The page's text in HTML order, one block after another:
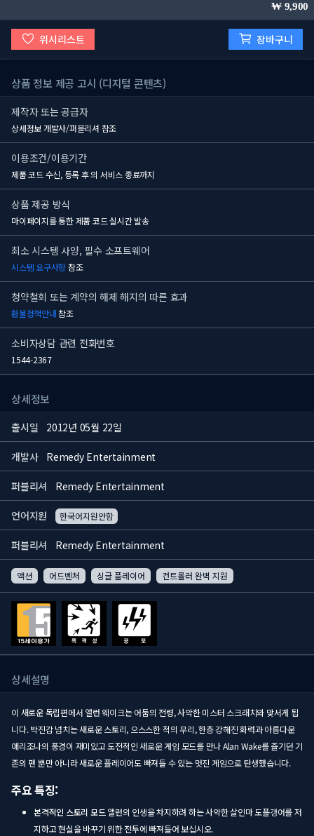
9,900
위시리스트 장바구니
상품 정보 제공 고시 (디지털 콘텐츠)
제작자 또는 공급자
상세정보 개발사/퍼블리셔 참조
이용조건/이용기간
제품 코드 수신, 등록 후의 서비스 종료까지
상품 제공 방식
마이페이지를 통한 제품 코드 실시간 발송
최소 시스템 사양, 필수 소프트웨어
시스템 요구사항참조
청약철회 또는 계약의 해제 해지의 따른 효과
환불정책안내참조
소비자상담 관련 전화번호
1544-2367
상세정보
출시일 2012년 05월 22일
개발사 Remedy Entertainment
퍼블리셔 Remedy Entertainment
언어지원 한국어지원안함
퍼블리셔 Remedy Entertainment
액션 어드벤처 싱글 플레이어 컨트롤러 완벽 지원
상세설명
이 새로운 독립편에서 앨런 웨이크는 어둠의 전령, 사악한 미스터 스크래치와 맞서게 됩
니다. 박진감 넘치는 새로운 스토리, 으스스한 적의 무리, 한층 강해진 화력과 아름다운
애리조나의 풍경이 재미있고 도전적인 새로운 게임 모드를 만나 Alan Wake를 즐기던 기
존의 팬 뿐만 아니라 새로운 플레이어도 빠져들 수 있는 멋진 게임으로 탄생했습니다.
주요 특징:
본격적인 스토리 모드 앨런의 인생을 차지하려 하는 사악한 살인마 도플갱어를 저
지하고 현실을 바꾸기 위한 전투에 빠져들어 보십시오.